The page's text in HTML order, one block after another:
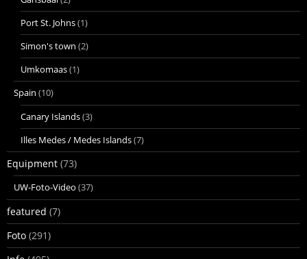
Port St. Johns(1)
Simon's town (2)
Umkomaas(1)
Spain (10)
Canary Islands(3)
Illes Medes / Medes Islands(7)
Equipment (73)
UW-Foto-Video (37)
featured (7)
Foto (291)